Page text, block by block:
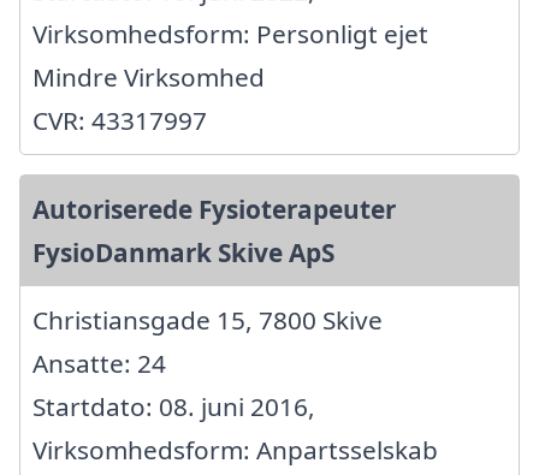
Virksomhedsform: Personligt ejet
Mindre Virksomhed
CVR: 43317997
Autoriserede Fysioterapeuter
FysioDanmark Skive ApS
Christiansgade 15, 7800 Skive
Ansatte: 24
Startdato: 08. juni 2016,
Virksomhedsform: Anpartsselskab